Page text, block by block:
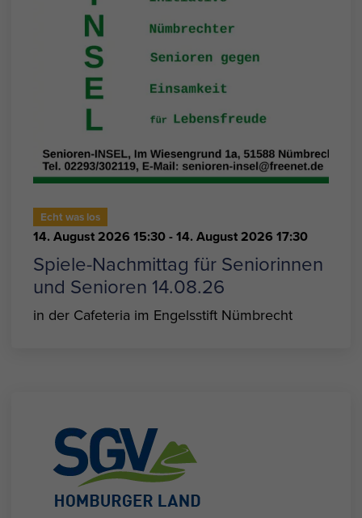
Echt was los
14. August 2026 15:30- 14. August 2026 17:30
Spiele-Nachmittag für Seniorinnen
und Senioren 14.08.26
in der Cafeteria im Engelsstift Nümbrecht